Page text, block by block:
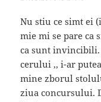
Nu stiu ce simt ei
mie mi se pare ca
ca sunt invincibili.
cerului ,, i-ar
mine zborul
ziua concursului.